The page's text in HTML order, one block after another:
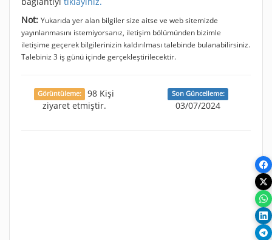
Not: Yukarıda yer alan bilgiler size aitse ve web sitemizde
yayınlanmasını istemiyorsanız, iletişim bölümünden bizimle
iletişime geçerek bilgilerinizin kaldırılması talebinde bulanabilirsiniz.
Talebiniz 3 iş günü içinde gerçekleştirilecektir.
Görüntüleme:
98 Kişi
ziyaret etmiştir.
Son Güncelleme:
03/07/2024